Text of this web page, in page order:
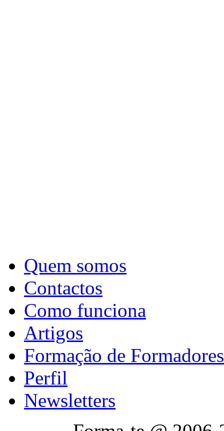
Quem somos
Contactos
Como funciona
Artigos
Formação de Formadores
Perfil
Newsletters